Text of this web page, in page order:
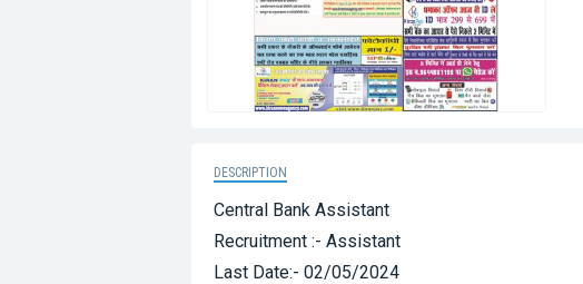
DESCRIPTION
Central Bank Assistant
Recruitment :- Assistant
Last Date:- 02/05/2024